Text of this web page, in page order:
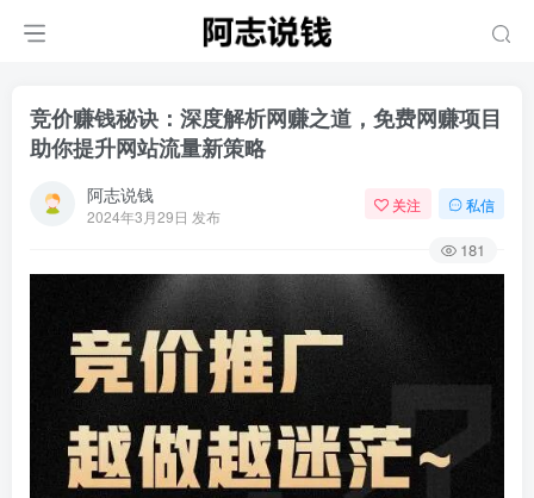
竞价赚钱秘诀：深度解析网赚之道，免费网赚项目
助你提升网站流量新策略
阿志说钱
2024年3月29日 发布
关注 私信
181